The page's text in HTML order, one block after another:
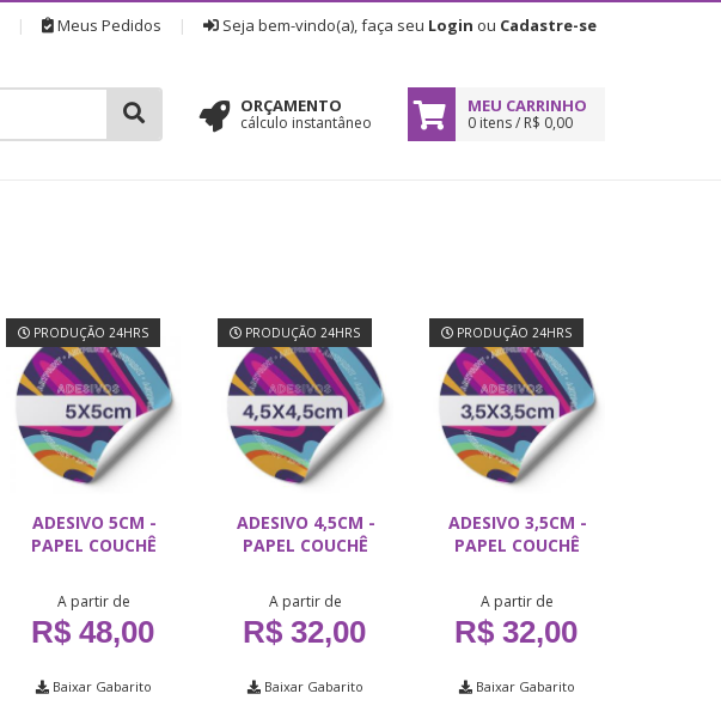
| Meus Pedidos | Seja bem-vindo(a), faça seu Login ou Cadastre-se
ORÇAMENTO
cálculo instantâneo
MEU CARRINHO
0 itens / R$ 0,00
PRODUÇÃO 24HRS
ADESIVO 5CM -
PAPEL COUCHÊ
A partir de
R$ 48,00
Baixar Gabarito
PRODUÇÃO 24HRS
ADESIVO 4,5CM -
PAPEL COUCHÊ
A partir de
R$ 32,00
Baixar Gabarito
PRODUÇÃO 24HRS
ADESIVO 3,5CM -
PAPEL COUCHÊ
A partir de
R$ 32,00
Baixar Gabarito